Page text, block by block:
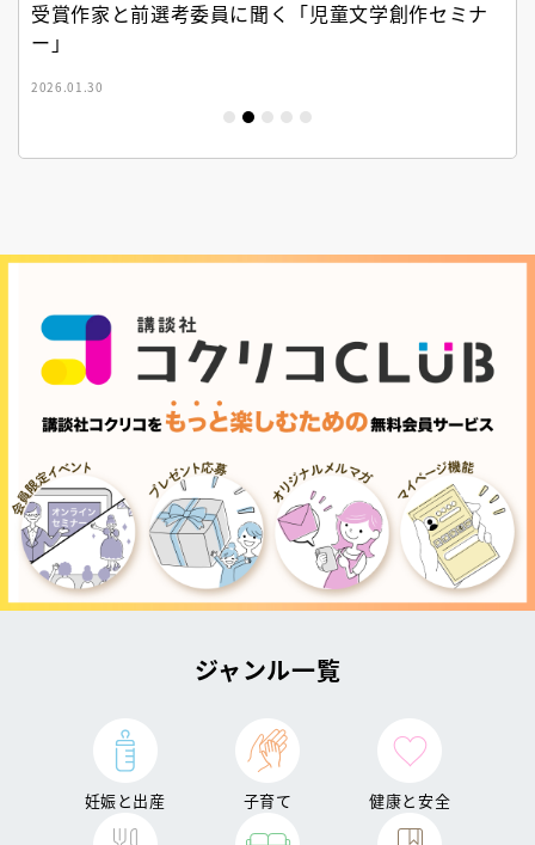
受賞作家と前選考委員に聞く「児童文学創作セミナ
ー」
2026.01.30
ジャンル一覧
妊娠と出産 子育て 健康と安全